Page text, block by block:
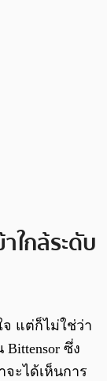
ใกล้ระดับ
จ แต่ก็ไม่ใช่ว่า
ซึ่ง
จะได้เห็นการ